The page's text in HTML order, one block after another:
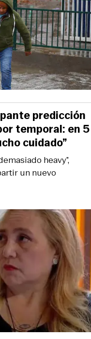
heavy”,
un nuevo
predicción
temporal: en 5
cuidado”